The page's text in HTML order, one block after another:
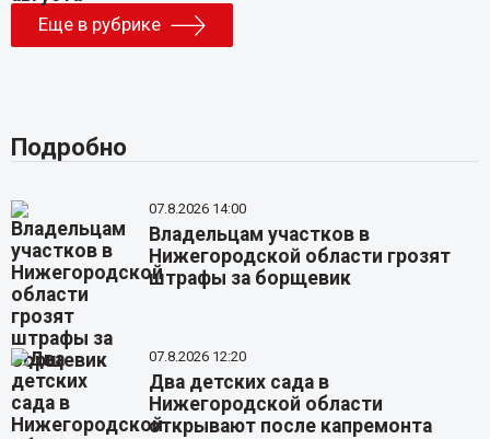
Еще в рубрике
Подробно
07.8.2026 14:00
Владельцам участков в
Нижегородской области грозят
штрафы за борщевик
07.8.2026 12:20
Два детских сада в
Нижегородской области
открывают после капремонта